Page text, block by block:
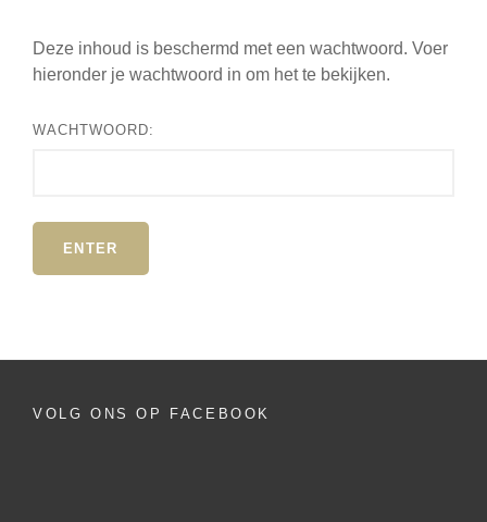
Deze inhoud is beschermd met een wachtwoord. Voer
hieronder je wachtwoord in om het te bekijken.
WACHTWOORD:
VOLG ONS OP FACEBOOK